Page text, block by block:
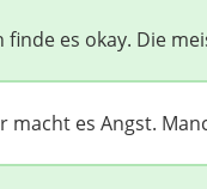
finde es okay. Die
macht es Angst.